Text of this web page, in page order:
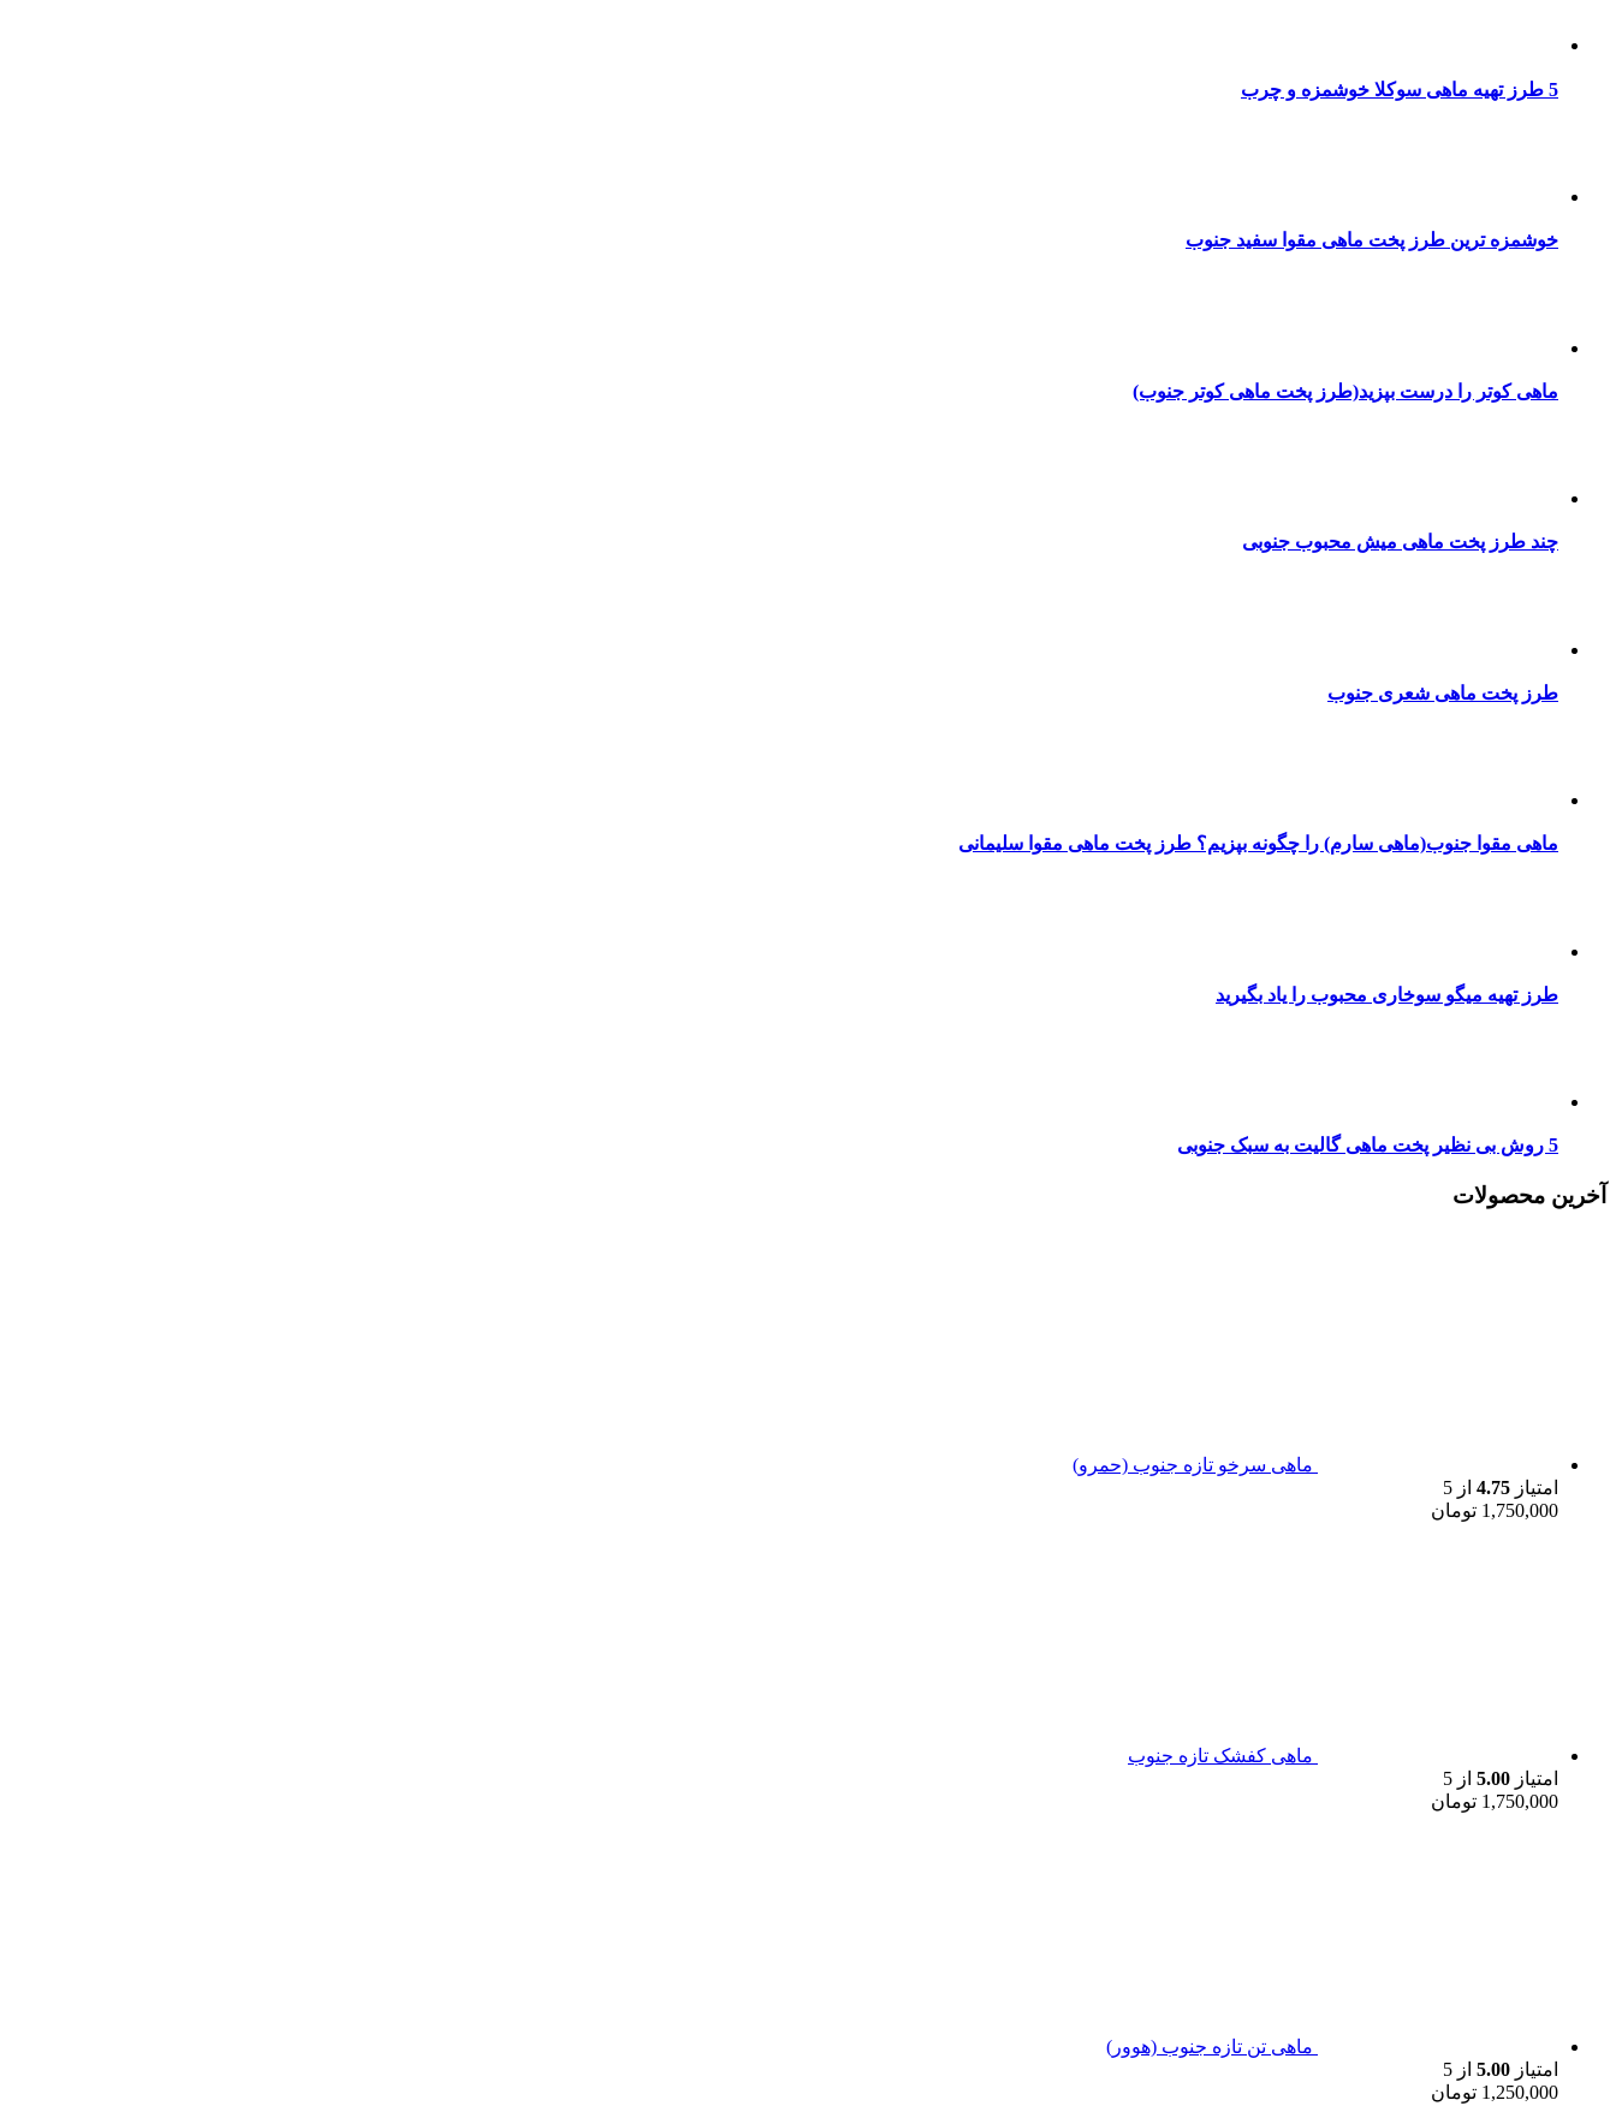
5 طرز تهیه ماهی سوکلا خوشمزه و چرب
خوشمزه ترین طرز پخت ماهی مقوا سفید جنوب
ماهی کوتر را درست بپزید(طرز پخت ماهی کوتر جنوب)
چند طرز پخت ماهی میش محبوب جنوبی
طرز پخت ماهی شعری جنوب
ماهی مقوا جنوب(ماهی سارم) را چگونه بپزیم؟ طرز پخت ماهی مقوا سلیمانی
طرز تهیه میگو سوخاری محبوب را یاد بگیرید
5 روش بی نظیر پخت ماهی گالیت به سبک جنوبی
آخرین محصولات
ماهی سرخو تازه جنوب (حمرو)
امتیاز 4.75 از 5
1,750,000 تومان
ماهی کفشک تازه جنوب
امتیاز 5.00 از 5
1,750,000 تومان
ماهی تن تازه جنوب (هوور)
امتیاز 5.00 از 5
1,250,000 تومان